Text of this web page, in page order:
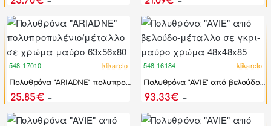
-44%
548-17010 klikareto
Πολυθρόνα "ARIADNE" πολυπροπυλένιο/μέταλλο σε χρώμα μαύρο 63x56x80
25.85€
-44%
548-16184 klikareto
Πολυθρόνα "AVIE" από βελούδο-μέταλλο σε γκρι-μαύρο χρώμα 48x48x85
93.33€